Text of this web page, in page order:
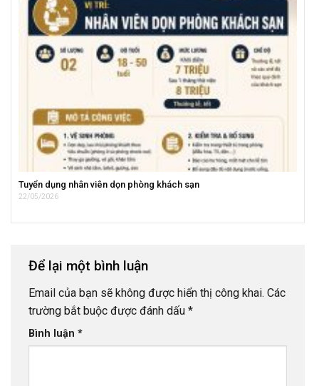
Tuyển dụng nhân viên dọn phòng khách sạn
22/05/2026
Để lại một bình luận
Email của bạn sẽ không được hiển thị công khai. Các
trường bắt buộc được đánh dấu *
Bình luận *